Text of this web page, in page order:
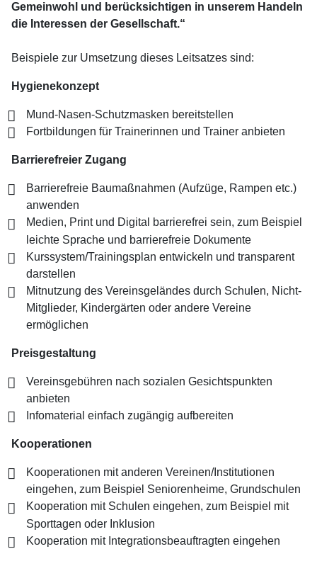
Gemeinwohl und berücksichtigen in unserem Handeln
die Interessen der Gesellschaft.“
Beispiele zur Umsetzung dieses Leitsatzes sind:
Hygienekonzept
Mund-Nasen-Schutzmasken bereitstellen
Fortbildungen für Trainerinnen und Trainer anbieten
Barrierefreier Zugang
Barrierefreie Baumaßnahmen (Aufzüge, Rampen etc.)
anwenden
Medien, Print und Digital barrierefrei sein, zum Beispiel
leichte Sprache und barrierefreie Dokumente
Kurssystem/Trainingsplan entwickeln und transparent
darstellen
Mitnutzung des Vereinsgeländes durch Schulen, Nicht-
Mitglieder, Kindergärten oder andere Vereine
ermöglichen
Preisgestaltung
Vereinsgebühren nach sozialen Gesichtspunkten
anbieten
Infomaterial einfach zugängig aufbereiten
Kooperationen
Kooperationen mit anderen Vereinen/Institutionen
eingehen, zum Beispiel Seniorenheime, Grundschulen
Kooperation mit Schulen eingehen, zum Beispiel mit
Sporttagen oder Inklusion
Kooperation mit Integrationsbeauftragten eingehen